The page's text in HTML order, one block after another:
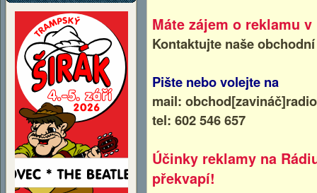
Máte zájem o reklamu
Kontaktujte naše
Pište nebo volejte na
mail:
tel: 602 546 657
Účinky reklamy na
překvapí!